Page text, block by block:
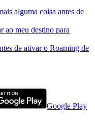
alguma coisa antes de
ao meu destino para
de ativar o Roaming de
Google Play